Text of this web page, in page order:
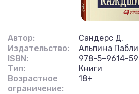
Автор:
Сандерс Д.
Издательство:
Альпина
ISBN:
978-5-9614-
Тип:
Книги
Возрастное
ограничение:
18+